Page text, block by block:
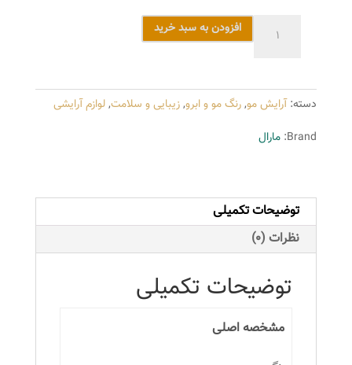
سری
طلایی
شماره
بلوند
طلایی
تیره
عدد
افزودن به سبد خرید
دسته:آرایش مو,رنگ مو و ابرو,زیبایی و سلامت,لوازم آرایشی
Brand: مارال
توضیحات تکمیلی
نظرات (0)
توضیحات تکمیلی
مشخصه اصلی